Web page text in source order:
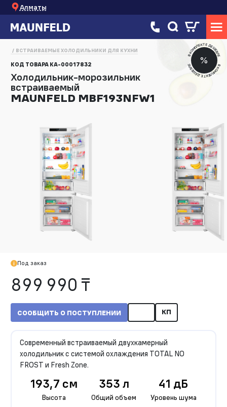
Алматы
%
В КОМПЛЕКТЕ ДЕШЕВЛЕ
В КОМПЛЕКТЕ ДЕШЕВЛЕ
ВСТРАИВАЕМЫЕ ХОЛОДИЛЬНИКИ ДЛЯ КУХНИ
КОД ТОВАРА КА-00017832
Холодильник-морозильник
встраиваемый
MAUNFELD MBF193NFW1
Под заказ
899 990 ₸
СООБЩИТЬ О ПОСТУПЛЕНИИ КП
Современный встраиваемый двухкамерный
холодильник с системой охлаждения TOTAL NO
FROST и Fresh Zone.
193,7 см
Высота
353 л
Общий объем
41 дБ
Уровень шума